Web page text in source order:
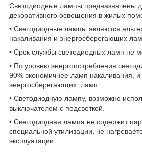
Светодиодные лампы предназначены
декоративного освещения в жилых
• Светодиодные лампы являются
накаливания и энергосберегающих
• Срок службы светодиодных ламп не
• По уровню энергопотребления
90% экономичнее ламп накаливания,
энергосберегающих ламп.
• Светодиодную лампу, возможно
выключателем с подсветкой.
• Светодиодная лампа не содержит
специальной утилизации, не
эксплуатации